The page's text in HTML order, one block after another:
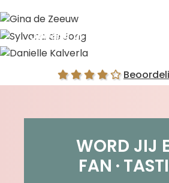
Sylvana de Jong
WORD JIJ
FAN